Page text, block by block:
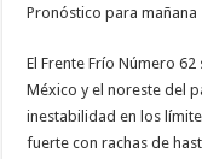
Pronóstico para mañana
El Frente Frío Número
México y el noreste del
inestabilidad en los
fuerte con rachas de